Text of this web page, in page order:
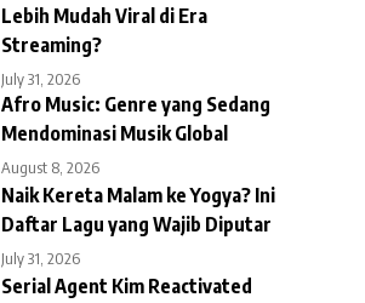
Lebih Mudah Viral di Era
Streaming?
July 31, 2026
Afro Music: Genre yang Sedang
Mendominasi Musik Global
August 8, 2026
Naik Kereta Malam ke Yogya? Ini
Daftar Lagu yang Wajib Diputar
July 31, 2026
Serial Agent Kim Reactivated